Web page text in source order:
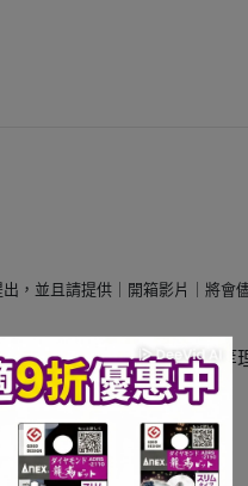
，並且請提供｜開箱影片｜將會
錯 尺寸」、「不喜歡」等